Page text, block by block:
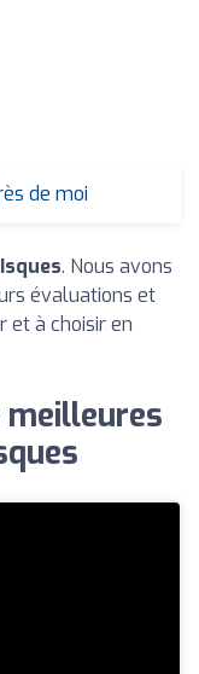
de moi
. Nous avons
évaluations et
et à choisir en